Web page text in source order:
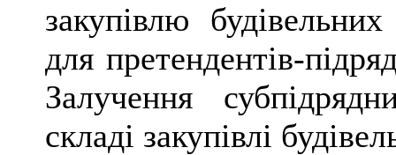
закупівлю
для претендентів-
Залучення
складі закупівлі